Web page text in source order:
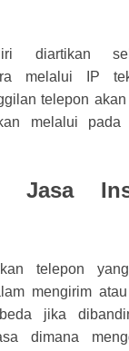
diartikan
melalui IP
telepon
melalui pada
Jasa
telepon
mengirim
jika
dimana